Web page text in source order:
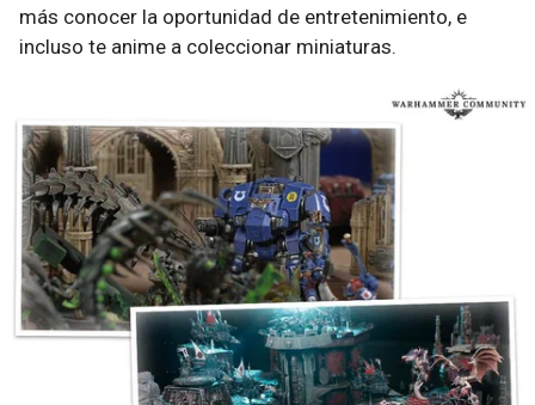
más conocer la oportunidad de entretenimiento, e
incluso te anime a coleccionar miniaturas.